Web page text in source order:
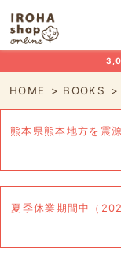
HOME BOOKS
熊本県熊本地方を震
夏季休業期間中（